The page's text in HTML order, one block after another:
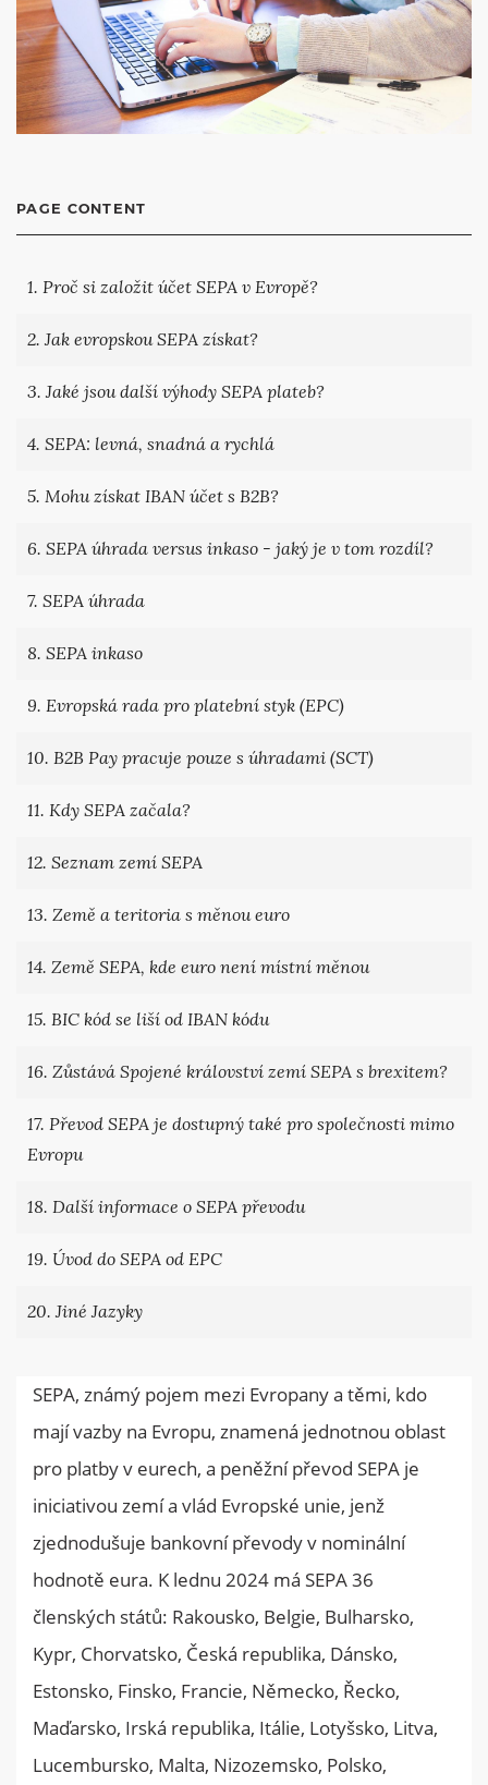
SEPA, známý pojem mezi Evropany a těmi, kdo
mají vazby na Evropu, znamená jednotnou oblast
pro platby v eurech, a peněžní převod SEPA je
iniciativou zemí a vlád Evropské unie, jenž
zjednodušuje bankovní převody v nominální
hodnotě eura. K lednu 2024 má SEPA 36
členských států: Rakousko, Belgie, Bulharsko,
Kypr, Chorvatsko, Česká republika, Dánsko,
Estonsko, Finsko, Francie, Německo, Řecko,
Maďarsko, Irská republika, Itálie, Lotyšsko, Litva,
Lucembursko, Malta, Nizozemsko, Polsko,
PAGE CONTENT
1. Proč si založit účet SEPA v Evropě?
2. Jak evropskou SEPA získat?
3. Jaké jsou další výhody SEPA plateb?
4. SEPA: levná, snadná a rychlá
5. Mohu získat IBAN účet s B2B?
6. SEPA úhrada versus inkaso - jaký je v tom rozdíl?
7. SEPA úhrada
8. SEPA inkaso
9. Evropská rada pro platební styk (EPC)
10. B2B Pay pracuje pouze s úhradami (SCT)
11. Kdy SEPA začala?
12. Seznam zemí SEPA
13. Země a teritoria s měnou euro
14. Země SEPA, kde euro není místní měnou
15. BIC kód se liší od IBAN kódu
16. Zůstává Spojené království zemí SEPA s brexitem?
17. Převod SEPA je dostupný také pro společnosti mimo
Evropu
18. Další informace o SEPA převodu
19. Úvod do SEPA od EPC
20. Jiné Jazyky